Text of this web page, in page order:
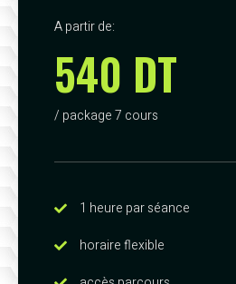
A partir de:
540 DT
/ package 7 cours
1 heure par séance
horaire flexible